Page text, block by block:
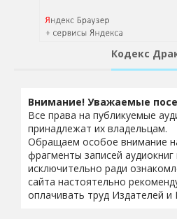
Кодекс
Внимание! Уважаемые
Все права на публикуемые
принадлежат их владельцам.
Обращаем особое внимание
фрагменты записей
исключительно ради
сайта настоятельно
оплачивать труд Издателей и